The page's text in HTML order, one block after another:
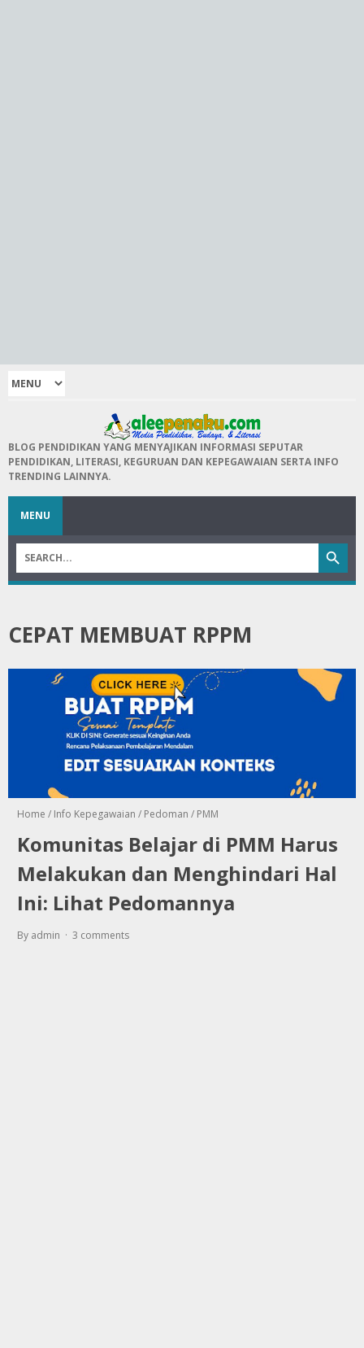
BLOG PENDIDIKAN YANG MENYAJIKAN INFORMASI SEPUTAR
PENDIDIKAN, LITERASI, KEGURUAN DAN KEPEGAWAIAN SERTA INFO
TRENDING LAINNYA.
MENU
CEPAT MEMBUAT RPPM
Home / Info Kepegawaian / Pedoman / PMM
Komunitas Belajar di PMM Harus
Melakukan dan Menghindari Hal
Ini: Lihat Pedomannya
By admin 3 comments